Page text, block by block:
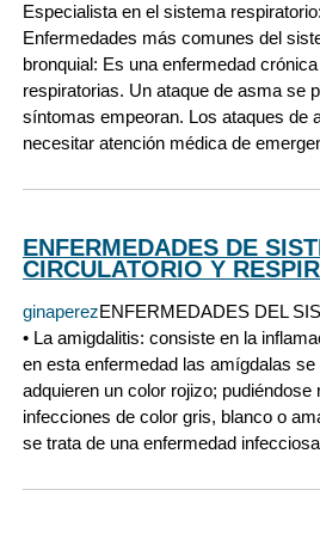
Especialista en el sistema
Enfermedades más comunes del
bronquial: Es una enfermedad
respiratorias. Un ataque de asma se
síntomas empeoran. Los ataques de
necesitar atención médica de
ENFERMEDADES DE
CIRCULATORIO Y
ginaperezENFERMEDADES DEL
• La amigdalitis: consiste en la
en esta enfermedad las amígdalas
adquieren un color rojizo; pudiéndose
infecciones de color gris, blanco o
se trata de una enfermedad infecciosa